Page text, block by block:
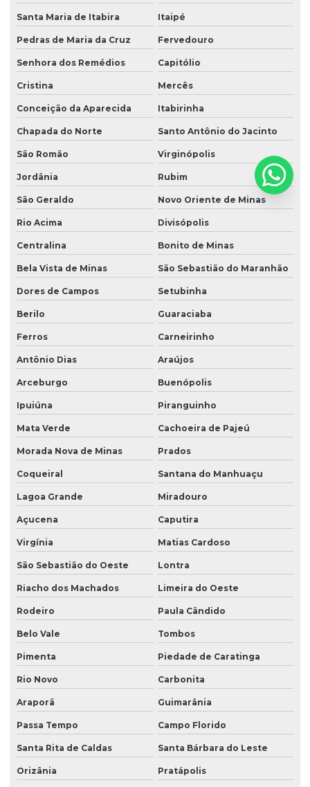
Santa Maria de Itabira Itaipé
Pedras de Maria da Cruz Fervedouro
Senhora dos Remédios Capitólio
Cristina Mercês
Conceição da Aparecida Itabirinha
Chapada do Norte Santo Antônio do Jacinto
São Romão Virginópolis
Jordânia Rubim
São Geraldo Novo Oriente de Minas
Rio Acima Divisópolis
Centralina Bonito de Minas
Bela Vista de Minas São Sebastião do Maranhão
Dores de Campos Setubinha
Berilo Guaraciaba
Ferros Carneirinho
Antônio Dias Araújos
Arceburgo Buenópolis
Ipuiúna Piranguinho
Mata Verde Cachoeira de Pajeú
Morada Nova de Minas Prados
Coqueiral Santana do Manhuaçu
Lagoa Grande Miradouro
Açucena Caputira
Virgínia Matias Cardoso
São Sebastião do Oeste Lontra
Riacho dos Machados Limeira do Oeste
Rodeiro Paula Cândido
Belo Vale Tombos
Pimenta Piedade de Caratinga
Rio Novo Carbonita
Araporã Guimarânia
Passa Tempo Campo Florido
Santa Rita de Caldas Santa Bárbara do Leste
Orizânia Pratápolis